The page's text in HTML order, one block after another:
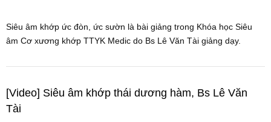
Siêu âm khớp ức đòn, ức sườn là bài giảng trong Khóa học Siêu
âm Cơ xương khớp TTYK Medic do Bs Lê Văn Tài giảng dạy.
[Video] Siêu âm khớp thái dương hàm, Bs Lê Văn
Tài